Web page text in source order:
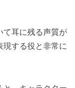
て耳に残る声質が
現する役と非常に